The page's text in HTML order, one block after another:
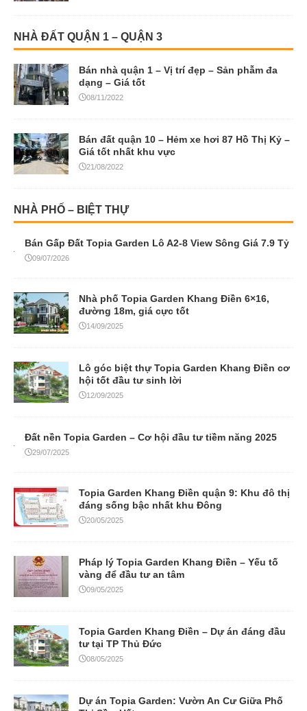
NHÀ ĐẤT QUẬN 1 – QUẬN 3
Bán nhà quận 1 – Vị trí đẹp – Sản phẫm đa
dạng – Giá tốt
08/11/2022
Bán đất quận 10 – Hẻm xe hơi 87 Hồ Thị Kỷ –
Giá tốt nhất khu vực
21/08/2022
NHÀ PHỐ – BIỆT THỰ
Bán Gấp Đất Topia Garden Lô A2-8 View Sông Giá 7.9 Tỷ
09/07/2026
Nhà phố Topia Garden Khang Điền 6×16,
đường 18m, giá cực tốt
14/09/2025
Lô góc biệt thự Topia Garden Khang Điền cơ
hội tốt đầu tư sinh lời
12/09/2025
Đất nền Topia Garden – Cơ hội đầu tư tiềm năng 2025
29/07/2025
Topia Garden Khang Điền quận 9: Khu đô thị
đáng sống bậc nhất khu Đông
20/05/2025
Pháp lý Topia Garden Khang Điền – Yếu tố
vàng để đầu tư an tâm
09/05/2025
Topia Garden Khang Điền – Dự án đáng đầu
tư tại TP Thủ Đức
08/05/2025
Dự án Topia Garden: Vườn An Cư Giữa Phố